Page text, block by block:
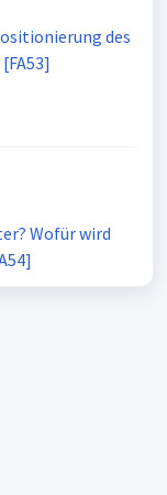
des
Wofür wird